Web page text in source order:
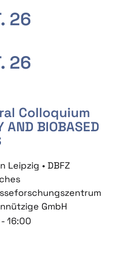
26
26
Colloquium
AND BIOBASED
Leipzig • DBFZ
GmbH
16:00